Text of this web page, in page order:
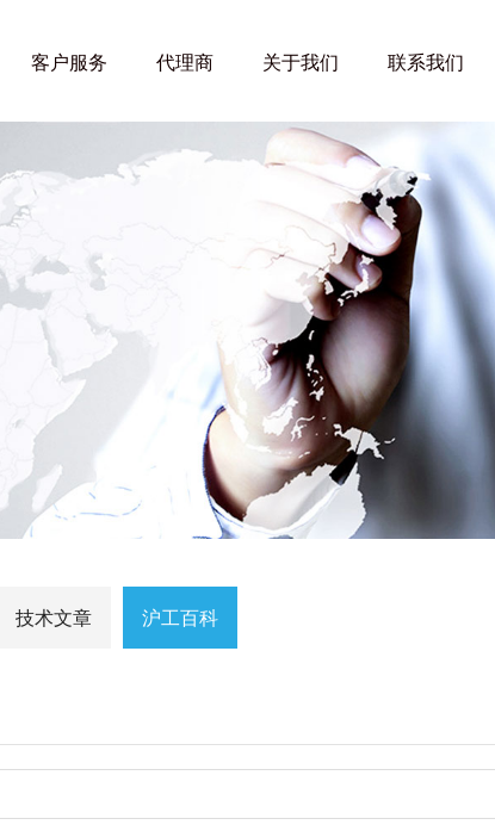
客户服务 代理商 关于我们 联系我们
技术文章 沪工百科